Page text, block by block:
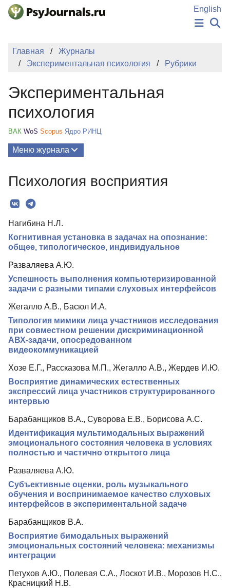
Перейти к основному содержанию
English
НОВОСТИ
БАЗА ЗНАНИЙ
Регистрация
Главная
Журналы
Экспериментальная психология
Рубрики
Экспериментальная
психология
ВАК WoS Scopus Ядро РИНЦ
Меню журнала
Миссия
Редколлегия
Редакционная политика
Индексирование
Для авторов
Препринты
Подписка
Контакты
Психология восприятия
Нагибина Н.Л.
Когнитивная установка в задачах на опознание:
общее, типологическое, индивидуальное
Разваляева А.Ю.
Успешность выполнения компьютеризированной
задачи с разными типами слуховых интерфейсов
Жегалло А.В., Басюл И.А.
Типология мимики лица участников исследования
при совместном решении дискриминационной
АВХ-задачи, опосредованном
видеокоммуникацией
Хозе Е.Г., Рассказова М.П., Жегалло А.В., Жердев И.Ю.
Восприятие динамических естественных
экспрессий лица участников структурированного
интервью
Барабанщиков В.А., Суворова Е.В., Борисова А.С.
Идентификация мультимодальных выражений
эмоционального состояния человека в условиях
полностью и частично открытого лица
Разваляева А.Ю.
Субъективные оценки, роль музыкального
обучения и воспринимаемое качество слуховых
интерфейсов в экспериментальной задаче
Барабанщиков В.А.
Восприятие бимодальных выражений
эмоциональных состояний человека: механизмы
интеграции
Петухов А.Ю., Полевая С.А., Лоскот И.В., Морозов Н.С.,
Красницкий Н.В.